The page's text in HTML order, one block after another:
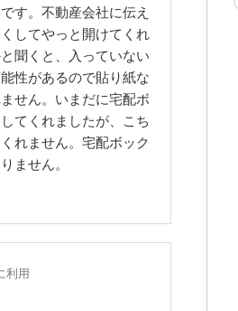
す。不動産会社に伝え
してやっと開けてくれ
聞くと、入っていない
性があるので貼り紙な
せん。いまだに宅配ボ
てくれましたが、こち
れません。宅配ボック
ません。
利用